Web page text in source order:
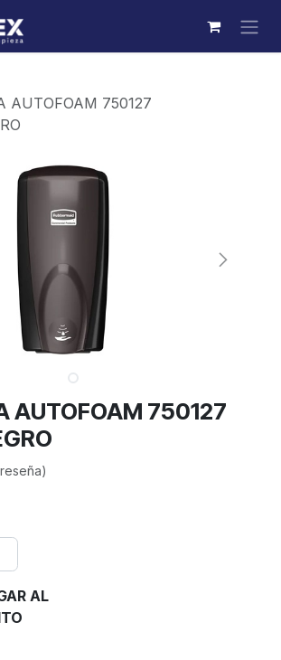
AUTOFOAM 750127
AUTOFOAM 750127
AL